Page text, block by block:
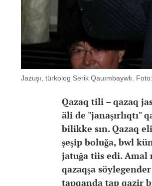
Jazuşı, türkolog Serik Qauımbaywlı.
Qazaq tili – qazaq
äli de "janaşırlıqtı"
bilikke sın. Qazaq
şeşip boluğa, bwl
jatuğa tiis edi. Amal
qazaqşa
tapqanda tap qazir